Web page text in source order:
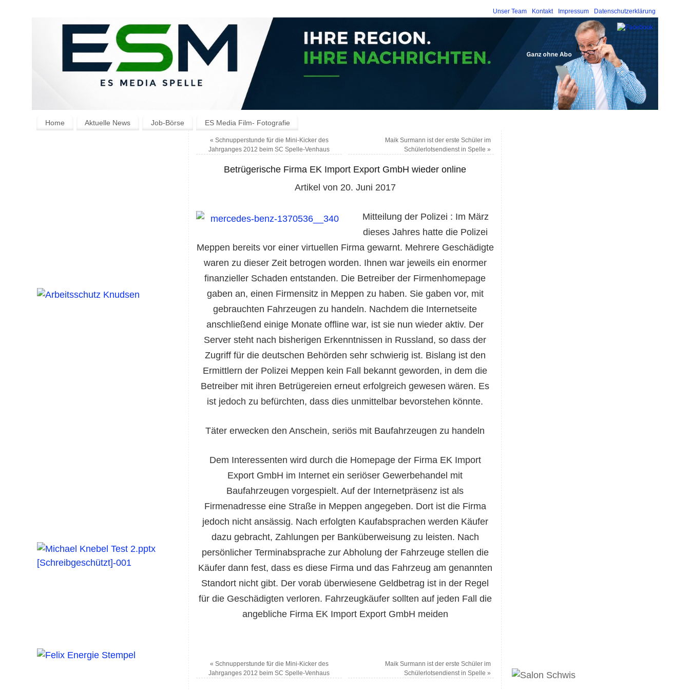
Unser Team Kontakt Impressum Datenschutzerklärung
Home Aktuelle News Job-Börse ES Media Film- Fotografie
« Schnupperstunde für die Mini-Kicker des
Jahrganges 2012 beim SC Spelle-Venhaus
Maik Surmann ist der erste Schüler im
Schülerlotsendienst in Spelle»
Betrügerische Firma EK Import Export GmbH wieder online
Artikel von 20. Juni 2017
Mitteilung der Polizei : Im März
dieses Jahres hatte die Polizei
Meppen bereits vor einer virtuellen Firma gewarnt. Mehrere Geschädigte
waren zu dieser Zeit betrogen worden. Ihnen war jeweils ein enormer
finanzieller Schaden entstanden. Die Betreiber der Firmenhomepage
gaben an, einen Firmensitz in Meppen zu haben. Sie gaben vor, mit
gebrauchten Fahrzeugen zu handeln. Nachdem die Internetseite
anschließend einige Monate offline war, ist sie nun wieder aktiv. Der
Server steht nach bisherigen Erkenntnissen in Russland, so dass der
Zugriff für die deutschen Behörden sehr schwierig ist. Bislang ist den
Ermittlern der Polizei Meppen kein Fall bekannt geworden, in dem die
Betreiber mit ihren Betrügereien erneut erfolgreich gewesen wären. Es
ist jedoch zu befürchten, dass dies unmittelbar bevorstehen könnte.
Täter erwecken den Anschein, seriös mit Baufahrzeugen zu handeln
Dem Interessenten wird durch die Homepage der Firma EK Import
Export GmbH im Internet ein seriöser Gewerbehandel mit
Baufahrzeugen vorgespielt. Auf der Internetpräsenz ist als
Firmenadresse eine Straße in Meppen angegeben. Dort ist die Firma
jedoch nicht ansässig. Nach erfolgten Kaufabsprachen werden Käufer
dazu gebracht, Zahlungen per Banküberweisung zu leisten. Nach
persönlicher Terminabsprache zur Abholung der Fahrzeuge stellen die
Käufer dann fest, dass es diese Firma und das Fahrzeug am genannten
Standort nicht gibt. Der vorab überwiesene Geldbetrag ist in der Regel
für die Geschädigten verloren. Fahrzeugkäufer sollten auf jeden Fall die
angebliche Firma EK Import Export GmbH meiden
« Schnupperstunde für die Mini-Kicker des
Jahrganges 2012 beim SC Spelle-Venhaus
Maik Surmann ist der erste Schüler im
Schülerlotsendienst in Spelle»